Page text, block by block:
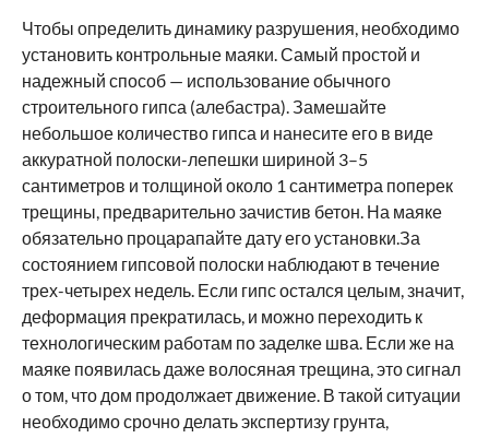
Чтобы определить динамику разрушения, необходимо
установить контрольные маяки. Самый простой и
надежный способ — использование обычного
строительного гипса (алебастра). Замешайте
небольшое количество гипса и нанесите его в виде
аккуратной полоски-лепешки шириной 3–5
сантиметров и толщиной около 1 сантиметра поперек
трещины, предварительно зачистив бетон. На маяке
обязательно процарапайте дату его установки.За
состоянием гипсовой полоски наблюдают в течение
трех-четырех недель. Если гипс остался целым, значит,
деформация прекратилась, и можно переходить к
технологическим работам по заделке шва. Если же на
маяке появилась даже волосяная трещина, это сигнал
о том, что дом продолжает движение. В такой ситуации
необходимо срочно делать экспертизу грунта,